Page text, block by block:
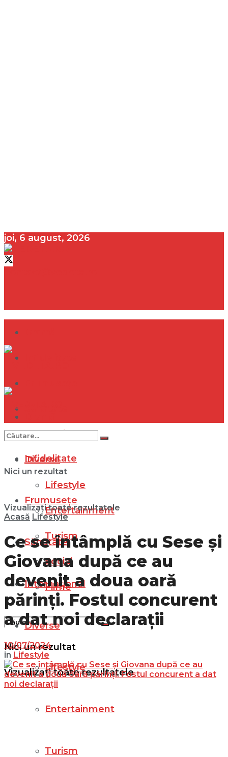
joi, 6 august, 2026
Internațional
Diverse
Lifestyle
Entertainment
Turism
Social
Filme
Nici un rezultat
Vizualizați toate rezultatele
Infidelitate
Frumusețe
Sănătate
Internațional
Diverse
Lifestyle
Entertainment
Turism
Nici un rezultat
Vizualizați toate rezultatele
Acasă Lifestyle
Ce se întâmplă cu Sese și
Giovana după ce au
devenit a doua oară
părinți. Fostul concurent
a dat noi declarații
10/07/2024
in Lifestyle